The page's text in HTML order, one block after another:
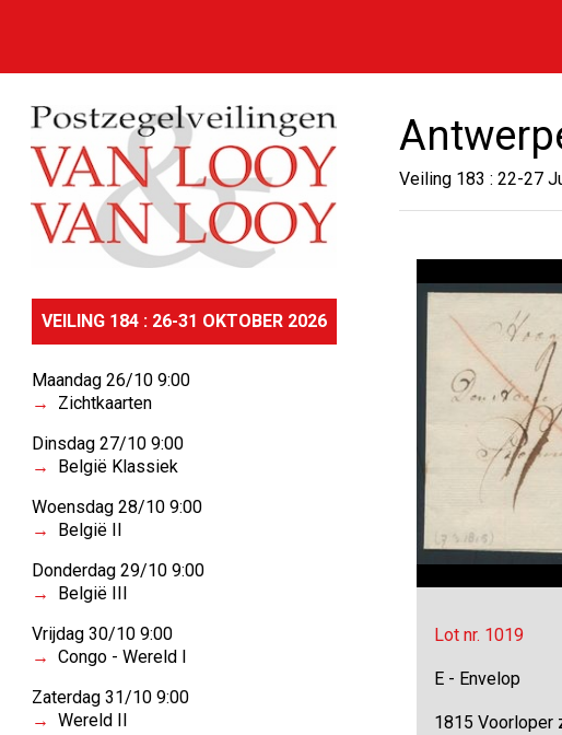
VEILING 184 : 26-31 OKTOBER 2026
Maandag 26/10 9:00
Zichtkaarten
Dinsdag 27/10 9:00
België Klassiek
Woensdag 28/10 9:00
België II
Donderdag 29/10 9:00
België III
Vrijdag 30/10 9:00
Congo - Wereld I
Zaterdag 31/10 9:00
Wereld II
Veiling 183 : 22-27
Lot nr. 1019
E - Envelop
1815 Voorloper